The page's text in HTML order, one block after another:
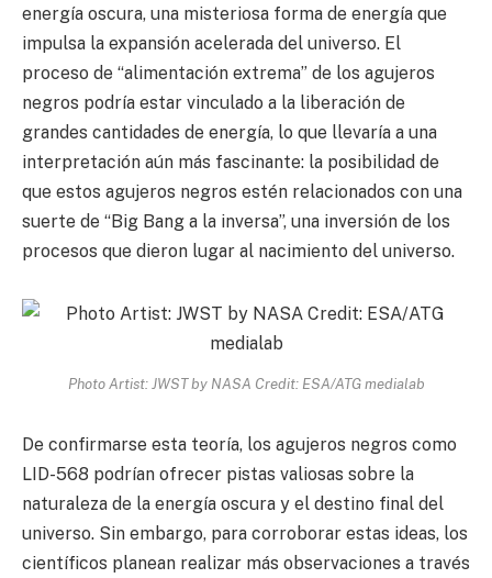
energía oscura, una misteriosa forma de energía que
impulsa la expansión acelerada del universo. El
proceso de “alimentación extrema” de los agujeros
negros podría estar vinculado a la liberación de
grandes cantidades de energía, lo que llevaría a una
interpretación aún más fascinante: la posibilidad de
que estos agujeros negros estén relacionados con una
suerte de “Big Bang a la inversa”, una inversión de los
procesos que dieron lugar al nacimiento del universo.
Photo Artist: JWST by NASA Credit: ESA/ATG medialab
De confirmarse esta teoría, los agujeros negros como
LID-568 podrían ofrecer pistas valiosas sobre la
naturaleza de la energía oscura y el destino final del
universo. Sin embargo, para corroborar estas ideas, los
científicos planean realizar más observaciones a través